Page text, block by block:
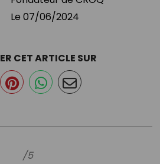
Le 07/06/2024
/5
CET ARTICLE SUR